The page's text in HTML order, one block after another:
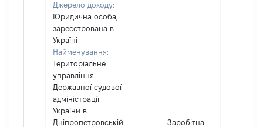
Джерело доходу:
Юридична особа,
зареєстрована в
Україні
Найменування:
Територіальне
управління
Державної судової
адміністрації
України в
Дніпропетровській
Заробітна